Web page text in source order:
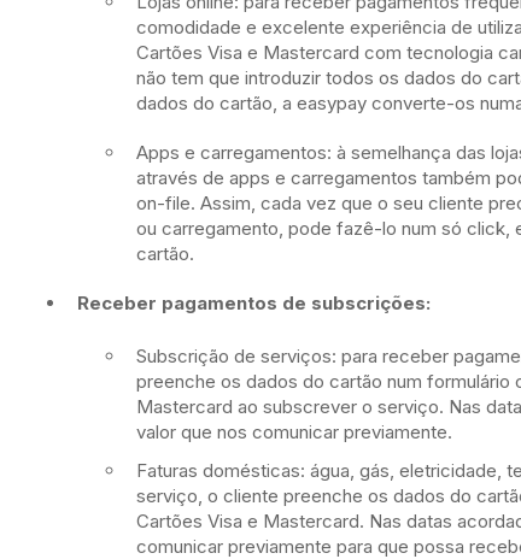
comodidade e excelente experiência de
Cartões Visa e Mastercard com tecnologia
não tem que introduzir todos os dados do
dados do cartão, a easypay converte-os
Apps e carregamentos: à semelhança das
através de apps e carregamentos também
on-file. Assim, cada vez que o seu cliente
ou carregamento, pode fazê-lo num só click,
cartão.
Receber pagamentos de subscrições:
Subscrição de serviços: para receber
preenche os dados do cartão num formulário
Mastercard ao subscrever o serviço. Nas
valor que nos comunicar previamente.
Faturas domésticas: água, gás, eletricidade,
serviço, o cliente preenche os dados do
Cartões Visa e Mastercard. Nas datas
comunicar previamente para que possa